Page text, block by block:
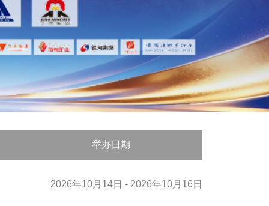
举办日期
2026年10月14日 - 2026年10月16日